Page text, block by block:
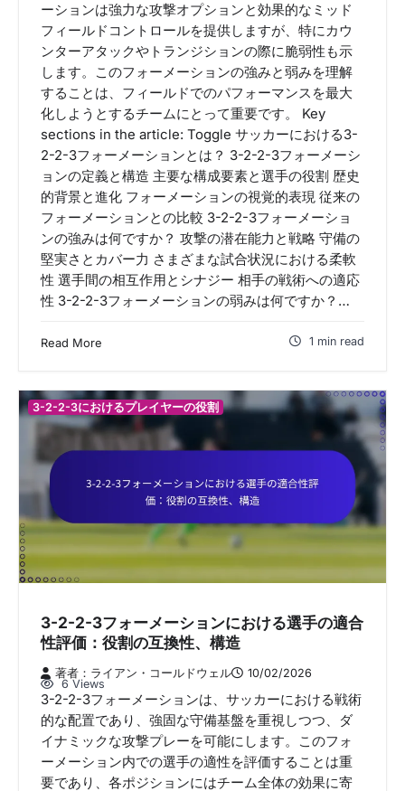
ーションは強力な攻撃オプションと効果的なミッド
フィールドコントロールを提供しますが、特にカウ
ンターアタックやトランジションの際に脆弱性も示
します。このフォーメーションの強みと弱みを理解
することは、フィールドでのパフォーマンスを最大
化しようとするチームにとって重要です。 Key
sections in the article: Toggle サッカーにおける3-
2-2-3フォーメーションとは？ 3-2-2-3フォーメーシ
ョンの定義と構造 主要な構成要素と選手の役割 歴史
的背景と進化 フォーメーションの視覚的表現 従来の
フォーメーションとの比較 3-2-2-3フォーメーショ
ンの強みは何ですか？ 攻撃の潜在能力と戦略 守備の
堅実さとカバー力 さまざまな試合状況における柔軟
性 選手間の相互作用とシナジー 相手の戦術への適応
性 3-2-2-3フォーメーションの弱みは何ですか？…
Read More 1 min read
3-2-2-3におけるプレイヤーの役割
3-2-2-3フォーメーションにおける選手の適合
性評価：役割の互換性、構造
著者：ライアン・コールドウェル
10/02/2026
6 Views
3-2-2-3フォーメーションは、サッカーにおける戦術
的な配置であり、強固な守備基盤を重視しつつ、ダ
イナミックな攻撃プレーを可能にします。このフォ
ーメーション内での選手の適性を評価することは重
要であり、各ポジションにはチーム全体の効果に寄